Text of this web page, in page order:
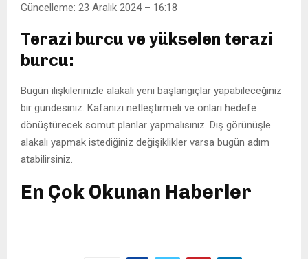
Güncelleme: 23 Aralık 2024 – 16:18
Terazi burcu ve yükselen terazi
burcu:
Bugün ilişkilerinizle alakalı yeni başlangıçlar yapabileceğiniz
bir gündesiniz. Kafanızı netleştirmeli ve onları hedefe
dönüştürecek somut planlar yapmalısınız. Dış görünüşle
alakalı yapmak istediğiniz değişiklikler varsa bugün adım
atabilirsiniz.
En Çok Okunan Haberler